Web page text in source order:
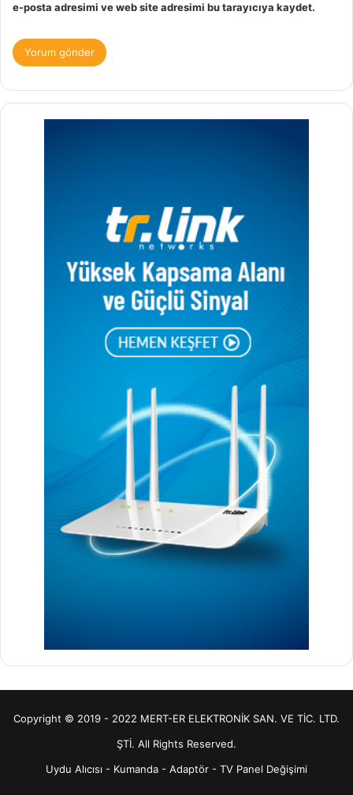
e-posta adresimi ve web site adresimi bu tarayıcıya kaydet.
Copyright © 2019 - 2022 MERT-ER ELEKTRONİK SAN. VE TİC. LTD.
ŞTİ. All Rights Reserved.
Uydu Alıcısı - Kumanda - Adaptör - TV Panel Değişimi